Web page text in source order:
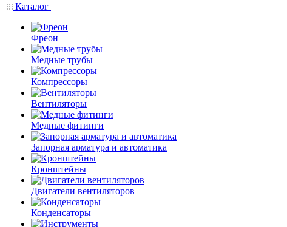
Каталог
Фреон
Медные трубы
Компрессоры
Вентиляторы
Медные фитинги
Запорная арматура и автоматика
Кронштейны
Двигатели вентиляторов
Конденсаторы